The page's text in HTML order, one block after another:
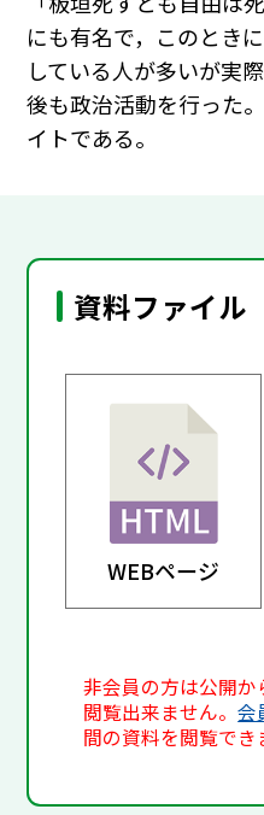
にも有名で，このとき
している人が多いが実
後も政治活動を行った
イトである。
資料ファイル
WEBページ
非会員の方は公開
閲覧出来ません。会
間の資料を閲覧でき